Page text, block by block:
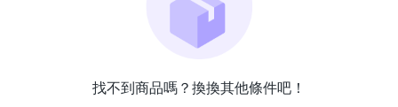
找不到商品嗎？換換其他條件吧！